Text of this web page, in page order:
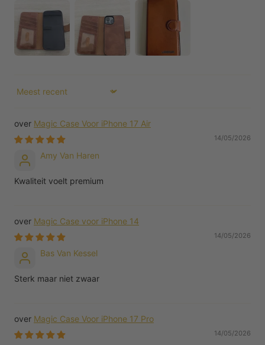
Sort by
Magic Case Voor iPhone 17 Air
14/05/2026
Amy Van Haren
Kwaliteit voelt premium
Magic Case voor iPhone 14
14/05/2026
Bas Van Kessel
Sterk maar niet zwaar
Magic Case Voor iPhone 17 Pro
14/05/2026